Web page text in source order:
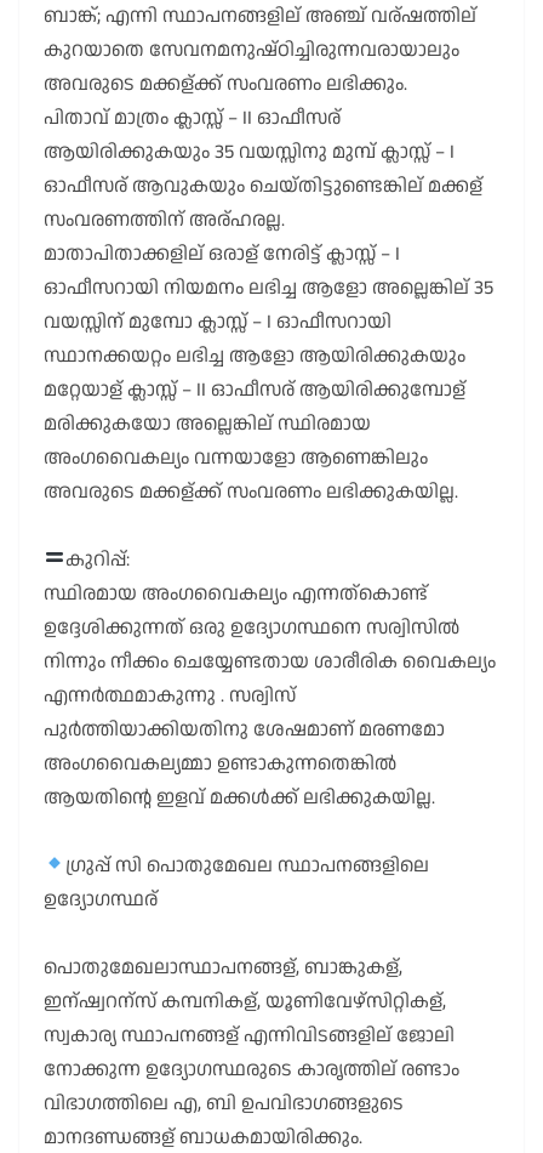
ബാങ്ക്; എന്നി സ്ഥാപനങ്ങളില് അഞ്ച് വര്ഷത്തില്
കുറയാതെ സേവനമനുഷ്ഠിച്ചിരുന്നവരായാലും
അവരുടെ മക്കള്ക്ക് സംവരണം ലഭിക്കും.
പിതാവ് മാത്രം ക്ലാസ്സ് – II ഓഫീസര്
ആയിരിക്കുകയും 35 വയസ്സിനു മുമ്പ് ക്ലാസ്സ് – I
ഓഫീസര് ആവുകയും ചെയ്തിട്ടുണ്ടെങ്കില് മക്കള്
സംവരണത്തിന് അര്ഹരല്ല.
മാതാപിതാക്കളില് ഒരാള് നേരിട്ട് ക്ലാസ്സ് – I
ഓഫീസറായി നിയമനം ലഭിച്ച ആളോ അല്ലെങ്കില് 35
വയസ്സിന് മുമ്പോ ക്ലാസ്സ് – I ഓഫീസറായി
സ്ഥാനക്കയറ്റം ലഭിച്ച ആളോ ആയിരിക്കുകയും
മറ്റേയാള് ക്ലാസ്സ് – II ഓഫീസര് ആയിരിക്കുമ്പോള്
മരിക്കുകയോ അല്ലെങ്കില് സ്ഥിരമായ
അംഗവൈകല്യം വന്നയാളോ ആണെങ്കിലും
അവരുടെ മക്കള്ക്ക് സംവരണം ലഭിക്കുകയില്ല.
കുറിപ്പ്:
സ്ഥിരമായ അംഗവൈകല്യം എന്നത്കൊണ്ട്
ഉദ്ദേശിക്കുന്നത് ഒരു ഉദ്യോഗസ്ഥനെ സര്വിസിൽ
നിന്നും നീക്കം ചെയ്യേണ്ടതായ ശാരീരിക വൈകല്യം
എന്നർത്ഥമാകുന്നു . സര്വിസ്
പുർത്തിയാക്കിയതിനു ശേഷമാണ് മരണമോ
അംഗവൈകല്യമ്മാ ഉണ്ടാകുന്നതെങ്കിൽ
ആയതിന്റെ ഇളവ് മക്കൾക്ക് ലഭിക്കുകയില്ല.
ഗ്രുപ്പ് സി പൊതുമേഖല സ്ഥാപനങ്ങളിലെ
ഉദ്യോഗസ്ഥര്
പൊതുമേഖലാസ്ഥാപനങ്ങള്, ബാങ്കുകള്,
ഇന്ഷ്വറന്സ് കമ്പനികള്, യൂണിവേഴ്സിറ്റികള്,
സ്വകാര്യ സ്ഥാപനങ്ങള് എന്നിവിടങ്ങളില് ജോലി
നോക്കുന്ന ഉദ്യോഗസ്ഥരുടെ കാരൃത്തില് രണ്ടാം
വിഭാഗത്തിലെ എ, ബി ഉപവിഭാഗങ്ങളുടെ
മാനദണ്ഡങ്ങള് ബാധകമായിരിക്കും.